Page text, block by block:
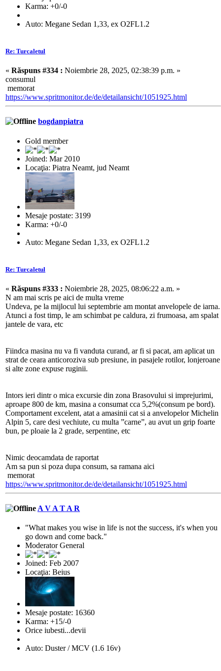
Karma: +0/-0
Auto: Megane Sedan 1,33, ex O2FL1.2
Re: Turcaletul
« Răspuns #334 : Noiembrie 28, 2025, 02:38:39 p.m. »
consumul
memorat
https://www.spritmonitor.de/de/detailansicht/1051925.html
bogdanpiatra
Gold member
Joined: Mar 2010
Locaţia: Piatra Neamt, jud Neamt
Mesaje postate: 3199
Karma: +0/-0
Auto: Megane Sedan 1,33, ex O2FL1.2
Re: Turcaletul
« Răspuns #333 : Noiembrie 28, 2025, 08:06:22 a.m. »
N am mai scris pe aici de multa vreme
Undeva, pe la mijlocul lui septembrie am montat anvelopele de iarna.
Atunci a fost timp, le am schimbat pe caldura, zi frumoasa, am spalat
jantele de vara, etc
Fiindca masina nu va fi vanduta curand, ar fi si pacat, am aplicat un
strat de ceara anticoroziva sub presiune, in pasajele rotilor, lonjeroane
si alte zone expuse ruginii.
Intors ieri dintr o mica excursie din zona Brasovului si imprejurimi,
aproape 800 de km, masina a consumat cca 5,2%(consum pe bord).
Comportament excelent, atat a amasinii cat si a anvelopelor Michelin
Alpin 5, care desi vechiute, cu multa ”carne”, au avut un grip foarte
bun, pe ploaie la 2 grade, serpentine, etc
Nimic deocamdata de raportat
Am sa pun si poza dupa consum, sa ramana aici
memorat
https://www.spritmonitor.de/de/detailansicht/1051925.html
A V A T A R
"What makes you wise in life is not the success, it's when you
go down and come back."
Moderator General
Joined: Feb 2007
Locaţia: Beius
Mesaje postate: 16360
Karma: +15/-0
Orice iubesti...devii
Auto: Duster / MCV (1.6 16v)